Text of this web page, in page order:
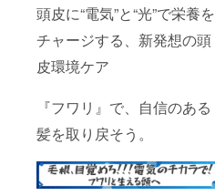
頭皮に“電気”と“光”で栄養を
チャージする、新発想の頭
皮環境ケア
『フワリ』で、自信のある
髪を取り戻そう。